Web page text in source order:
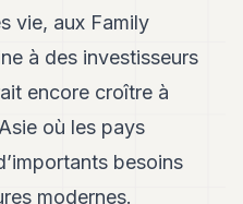
vie, aux Family
à des investisseurs
encore croître à
où les pays
besoins
modernes.